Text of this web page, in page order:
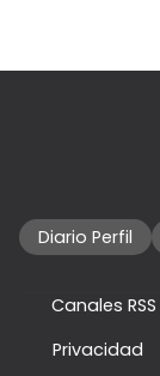
Diario Perfil
Canales RSS
Privacidad